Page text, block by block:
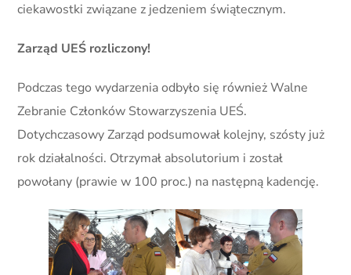
ciekawostki związane z jedzeniem świątecznym.
Zarząd UEŚ rozliczony!
Podczas tego wydarzenia odbyło się również Walne
Zebranie Członków Stowarzyszenia UEŚ.
Dotychczasowy Zarząd podsumował kolejny, szósty już
rok działalności. Otrzymał absolutorium i został
powołany (prawie w 100 proc.) na następną kadencję.